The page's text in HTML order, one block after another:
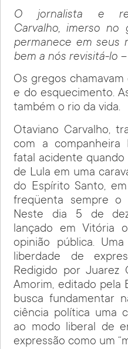
O jornalista e
Carvalho, imerso no
permanece em seus
bem a nós revisitá-lo
Os gregos
e do esquecimento.
também o rio da vida.
Otaviano Carvalho,
com a companheira
fatal acidente
de Lula em uma
do Espírito Santo,
freqüenta sempre o
Neste dia 5 de
lançado em Vitória
opinião pública.
liberdade de
Redigido por Juarez
Amorim, editado pela
busca fundamentar
ciência política uma
ao modo liberal de
expressão como um